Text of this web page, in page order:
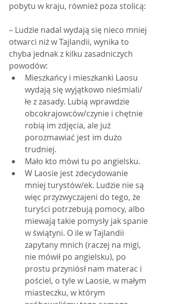
pobytu w kraju, również poza stolicą:
– Ludzie nadal wydają się nieco mniej
otwarci niż w Tajlandii, wynika to
chyba jednak z kilku zasadniczych
powodów:
Mieszkańcy i mieszkanki Laosu
wydają się wyjątkowo nieśmiali/
łe z zasady. Lubią wprawdzie
obcokrajowców/czynie i chętnie
robią im zdjęcia, ale już
porozmawiać jest im dużo
trudniej.
Mało kto mówi tu po angielsku.
W Laosie jest zdecydowanie
mniej turystów/ek. Ludzie nie są
więc przyzwyczajeni do tego, że
turyści potrzebują pomocy, albo
miewają takie pomysły jak spanie
w świątyni. O ile w Tajlandii
zapytany mnich (raczej na migi,
nie mówił po angielsku), po
prostu przyniósł nam materac i
pościel, o tyle w Laosie, w małym
miasteczku, w którym